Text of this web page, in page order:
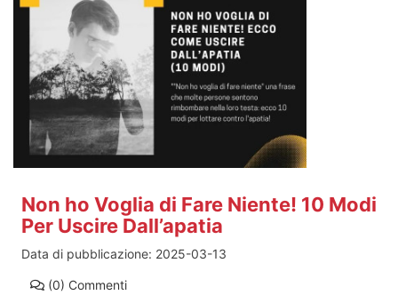
Non ho Voglia di Fare Niente! 10 Modi
Per Uscire Dall’apatia
Data di pubblicazione: 2025-03-13
(0) Commenti